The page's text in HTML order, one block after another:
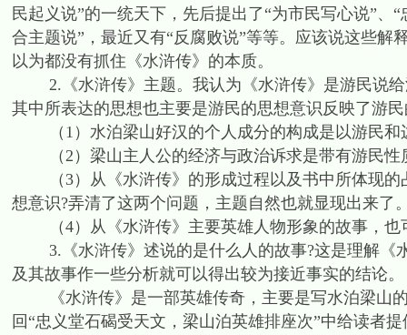
民起义说”的一统天下，先后提出了“为市民写心说”、
合主题说”，最近又有“反腐败说”等等。应该说这些
以为都没有抓住《水浒传》的本质。
2.《水浒传》主题。我认为《水浒传》是游民说给
其中所表达的思想也主要是游民的思想意识反映了游
（1）水泊梁山好汉的个人成分的构成是以游民和
（2）梁山主人公的经济与政治诉求是带有游民性
（3）从《水浒传》的形成过程以及书中所体现的
想意识?弄清了这两个问题，主题自然也就显现出来了
（4）从《水浒传》主要英雄人物形象的故事，也
3.《水浒传》述说的是什么人的故事?这是理解《
及其故事作一些分析就可以得出较为接近事实的结论。
《水浒传》是一部英雄传奇，主要是写水泊梁山的
回“忠义堂石碣受天文，梁山泊英雄排座次”中给读者